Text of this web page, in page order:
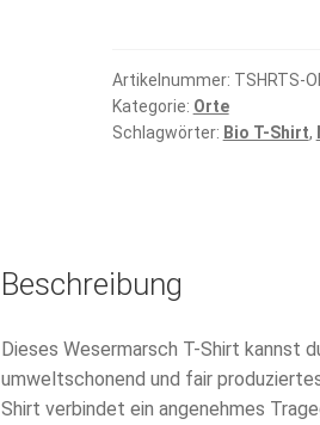
Artikelnummer: TSHRTS-
Kategorie: Orte
Schlagwörter: Bio T-Shirt,
Beschreibung
Dieses Wesermarsch T-Shirt kannst
umweltschonend und fair
Shirt verbindet ein angenehmes